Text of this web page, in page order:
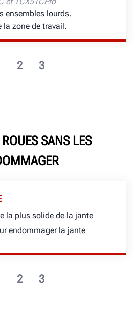
2 3
ensembles lourds.
la zone de travail.
SANS LES
2 3
la plus solide de la jante
endommager la jante